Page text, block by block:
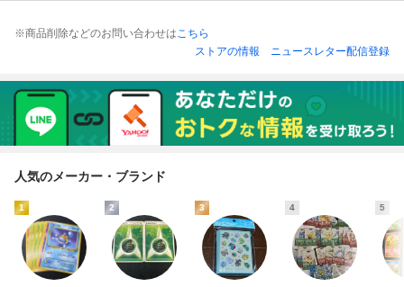
※商品削除などのお問い合わせはこちら
ストアの情報
ニュースレター配信登録
人気のメーカー・ブランド
1 2 3 4 5